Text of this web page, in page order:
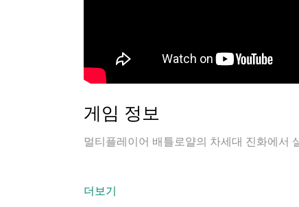
게임 정보
멀티플레이어 배틀로얄의 차세대 진화에서
더보기